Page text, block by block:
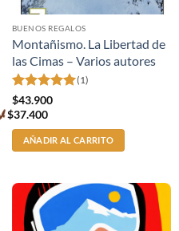
BUENOS REGALOS
Montañismo. La Libertad de
las Cimas – Varios autores
Valorado
con5de 5
(1)
$43.900
Premium
price
$37.400
AÑADIR AL CARRITO